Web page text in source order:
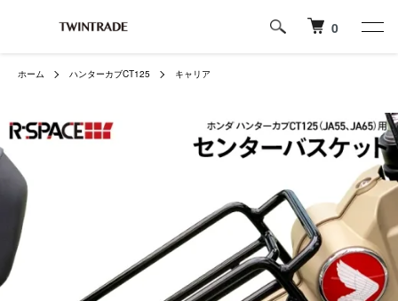
0
ホーム ハンターカブCT125 キャリア